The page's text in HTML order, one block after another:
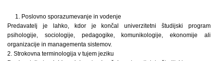
1. Poslovno sporazumevanje in vodenje
Predavatelj je lahko, kdor je končal univerzitetni študijski program
psihologije, sociologije, pedagogike, komunikologije, ekonomije ali
organizacije in managementa sistemov.
2. Strokovna terminologija v tujem jeziku